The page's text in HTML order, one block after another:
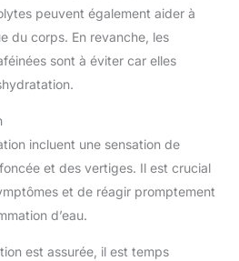
peuvent également aider à
du corps. En revanche, les
sont à éviter car elles
incluent une sensation de
et des vertiges. Il est crucial
et de réagir promptement
d’eau.
est assurée, il est temps